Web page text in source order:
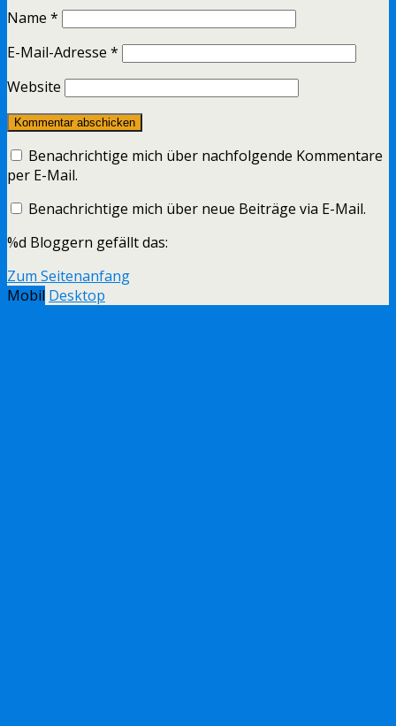
Name *
E-Mail-Adresse *
Website
Benachrichtige mich über nachfolgende Kommentare
per E-Mail.
Benachrichtige mich über neue Beiträge via E-Mail.
%d Bloggern gefällt das:
Zum Seitenanfang
Mobil Desktop